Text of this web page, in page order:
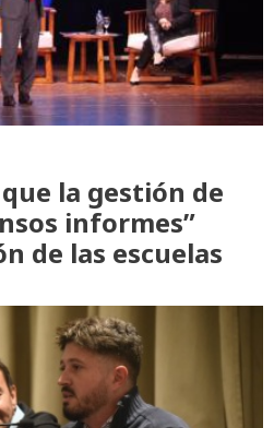
la gestión de
informes”
de las escuelas